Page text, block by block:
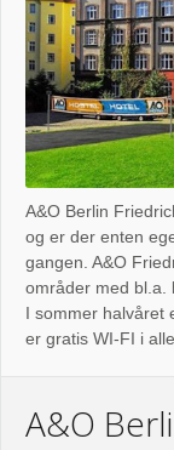
A&O Berlin
og er der enten
gangen. A&O
områder med bl.a.
I sommer halvåret
er gratis WI-FI i
A&O